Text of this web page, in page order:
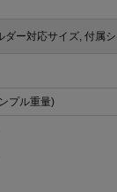
ダー対応サイズ, 付属
プル重量)